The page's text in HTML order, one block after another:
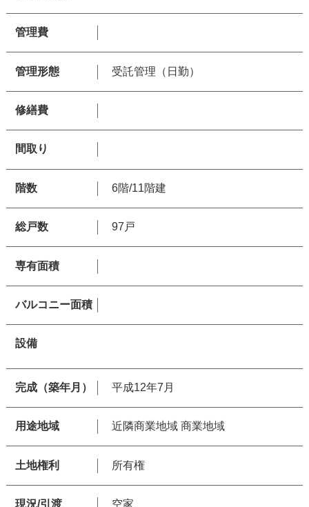
管理費
管理形態 受託管理（日勤）
修繕費
間取り
階数 6階/11階建
総戸数 97戸
専有面積
バルコニー面積
設備
完成（築年月） 平成12年7月
用途地域 近隣商業地域 商業地域
土地権利 所有権
現況/引渡 空家